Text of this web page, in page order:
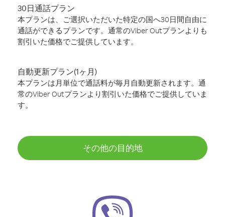
30日通話プラン
本プランは、ご選択いただいた特定の国へ30日間自由に
通話ができるプランです。通常のViber Outプランよりも
割引いた価格でご提供しています。
自動更新プラン(1ヶ月)
本プランは月単位で通話料が毎月自動更新されます。通
常のViber Outプランより割引いた価格でご提供していま
す。
その他の目的地